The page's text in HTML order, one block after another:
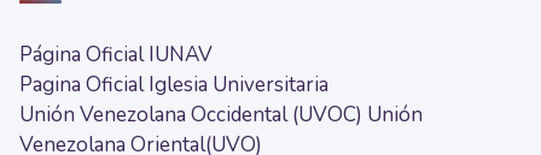
Página Oficial IUNAV
Pagina Oficial Iglesia Universitaria
Unión Venezolana Occidental (UVOC) Unión
Venezolana Oriental(UVO)